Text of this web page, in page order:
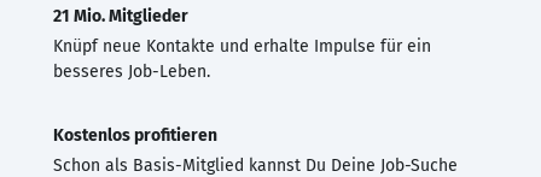
21 Mio. Mitglieder
Knüpf neue Kontakte und erhalte Impulse für ein
besseres Job-Leben.
Kostenlos profitieren
Schon als Basis-Mitglied kannst Du Deine Job-Suche